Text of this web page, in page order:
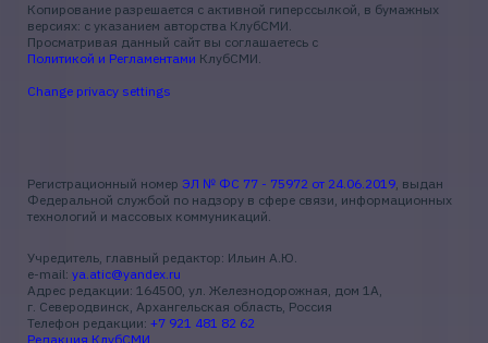
Копирование разрешается с активной гиперссылкой, в бумажных
версиях: с указанием авторства КлубСМИ.
Просматривая данный сайт вы соглашаетесь с
Политикой и Регламентами КлубСМИ.
Change privacy settings
Регистрационный номер ЭЛ № ФС 77 - 75972 от 24.06.2019, выдан
Федеральной службой по надзору в сфере связи, информационных
технологий и массовых коммуникаций.
Учредитель, главный редактор: Ильин А.Ю.
e-mail: ya.atic@yandex.ru
Адрес редакции: 164500, ул. Железнодорожная, дом 1А,
г. Северодвинск, Архангельская область, Россия
Телефон редакции: +7 921 481 82 62
Редакция КлубСМИ